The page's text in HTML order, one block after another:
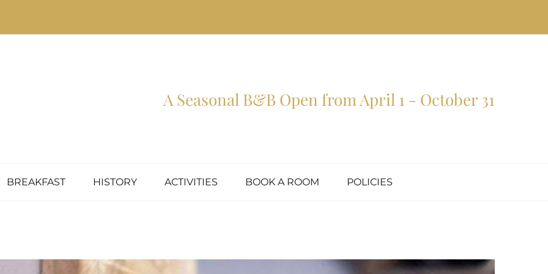
A Seasonal B&B Open from April 1 - October 31
BREAKFAST HISTORY ACTIVITIES BOOK A ROOM POLICIES